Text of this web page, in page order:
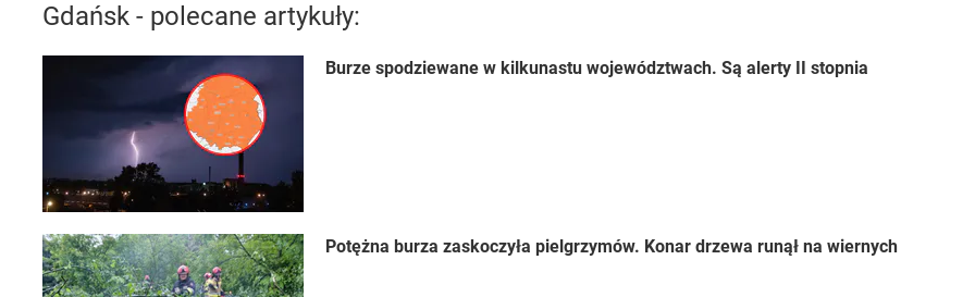
Gdańsk - polecane artykuły:
Burze spodziewane w kilkunastu województwach. Są alerty II stopnia
Potężna burza zaskoczyła pielgrzymów. Konar drzewa runął na wiernych